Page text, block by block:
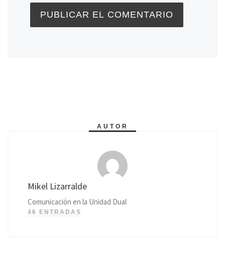
AUTOR
Mikel Lizarralde
Comunicación en la Unidad Dual
46 ENTRADAS